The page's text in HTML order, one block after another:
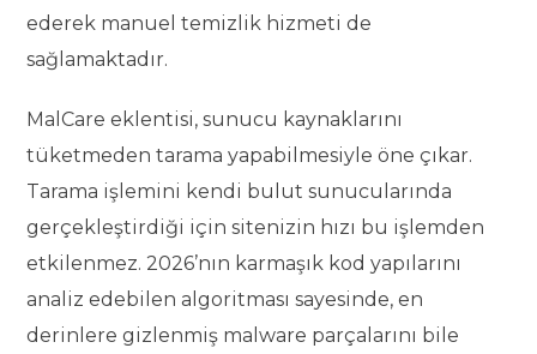
ederek manuel temizlik hizmeti de
sağlamaktadır.
MalCare eklentisi, sunucu kaynaklarını
tüketmeden tarama yapabilmesiyle öne çıkar.
Tarama işlemini kendi bulut sunucularında
gerçekleştirdiği için sitenizin hızı bu işlemden
etkilenmez. 2026’nın karmaşık kod yapılarını
analiz edebilen algoritması sayesinde, en
derinlere gizlenmiş malware parçalarını bile